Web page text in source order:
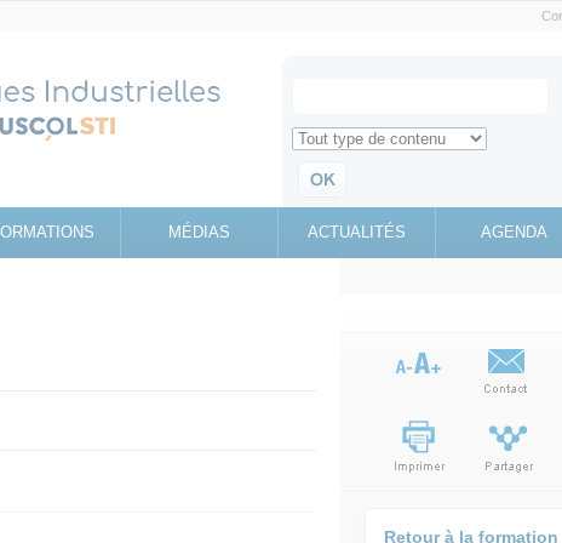
Search for
Retrouvez toute l'information sur le site
MÉDIAS ACTUALITÉS AGENDA
Retour à la formation